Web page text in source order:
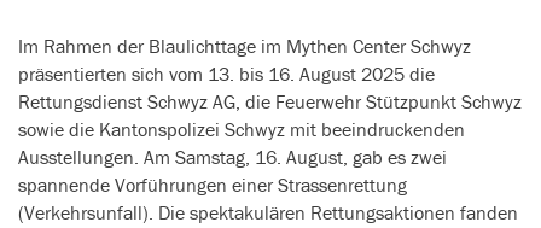
Im Rahmen der Blaulichttage im Mythen Center Schwyz
präsentierten sich vom 13. bis 16. August 2025 die
Rettungsdienst Schwyz AG, die Feuerwehr Stützpunkt Schwyz
sowie die Kantonspolizei Schwyz mit beeindruckenden
Ausstellungen. Am Samstag, 16. August, gab es zwei
spannende Vorführungen einer Strassenrettung
(Verkehrsunfall). Die spektakulären Rettungsaktionen fanden